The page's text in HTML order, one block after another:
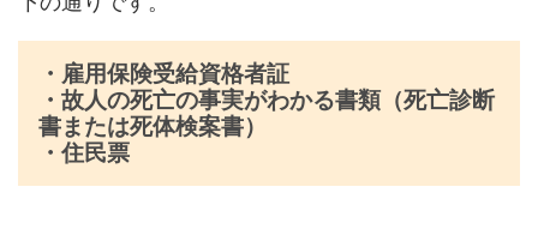
・雇用保険受給資格者証
・故人の死亡の事実がわかる書類（死亡診断
書または死体検案書）
・住民票